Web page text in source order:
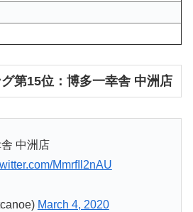
第15位：博多一幸舎 中洲店
中洲店
MmrfIl2nAU
March 4, 2020